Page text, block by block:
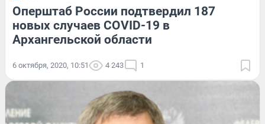
Оперштаб России подтвердил 187
новых случаев COVID-19 в
Архангельской области
6 октября, 2020, 10:51 4 243 1